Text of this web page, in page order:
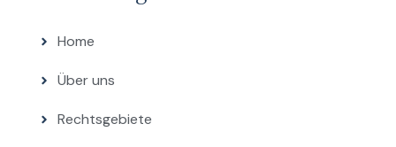
Home
Über uns
Rechtsgebiete